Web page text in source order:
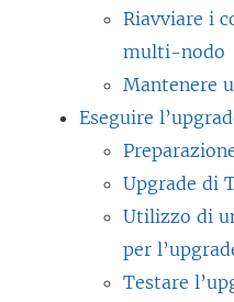
Riavviare i
multi-nodo
Mantenere
Eseguire
Upgrade di
Utilizzo di
per
Testare